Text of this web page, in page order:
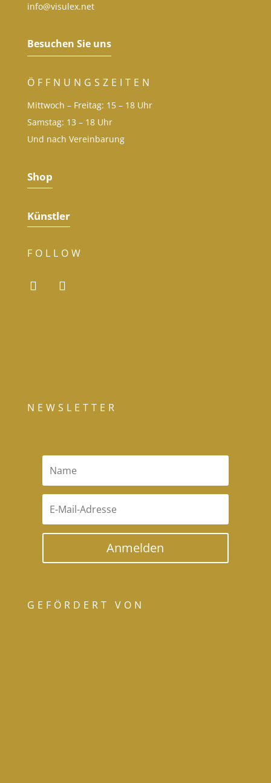
info@visulex.net
Besuchen Sie uns
ÖFFNUNGSZEITEN
Mittwoch – Freitag: 15 – 18 Uhr
Samstag: 13 – 18 Uhr
Und nach Vereinbarung
Shop
Künstler
FOLLOW
NEWSLETTER
Anmelden
GEFÖRDERT VON